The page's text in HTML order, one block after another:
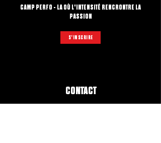
CAMP PERFO - LA OÙ L'INTENSITÉ RENCRONTRE LA
PASSION
S'INSCRIRE
CONTACT